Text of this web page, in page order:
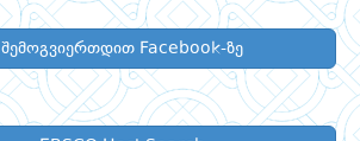
შემოგვიერთდით Facebook-ზე